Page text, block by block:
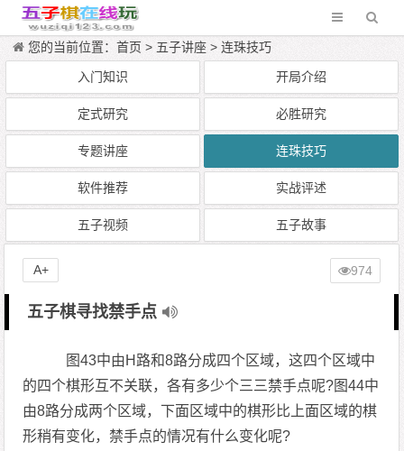
您的当前位置：首页 > 五子讲座 >连珠技巧
入门知识 开局介绍
定式研究 必胜研究
专题讲座 连珠技巧
软件推荐 实战评述
五子视频 五子故事
五子棋寻找禁手点
图43中由H路和8路分成四个区域，这四个区域中
的四个棋形互不关联，各有多少个三三禁手点呢?图44中
由8路分成两个区域，下面区域中的棋形比上面区域的棋
形稍有变化，禁手点的情况有什么变化呢?
974
A+